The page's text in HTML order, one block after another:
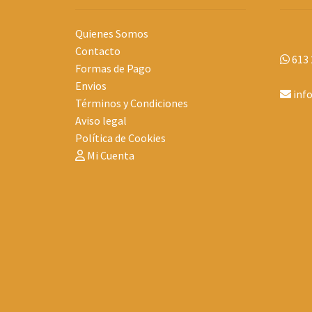
Quienes Somos
Contacto
Formas de Pago
Envios
Términos y Condiciones
Aviso legal
Política de Cookies
Mi Cuenta
613